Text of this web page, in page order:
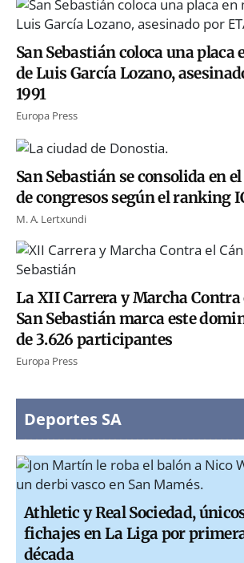
San Sebastián coloca una placa
de Luis García Lozano,
1991
Europa Press
San Sebastián se consolida en
de congresos según el ranking
M. A. Lertxundi
La XII Carrera y Marcha Contra
San Sebastián marca este
de 3.626 participantes
Europa Press
Deportes SA
Athletic y Real Sociedad,
fichajes en La Liga por
década